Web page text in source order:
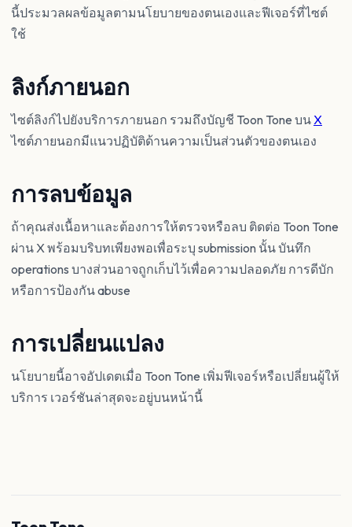
นี้ประมวลผลข้อมูลตามนโยบายของตนเองและฟีเจอร์ที่ไซต์
ใช้
ลิงก์ภายนอก
ไซต์ลิงก์ไปยังบริการภายนอก รวมถึงบัญชี Toon Tone บนX
ไซต์ภายนอกมีแนวปฏิบัติด้านความเป็นส่วนตัวของตนเอง
การลบข้อมูล
ถ้าคุณส่งเนื้อหาและต้องการให้ตรวจหรือลบ ติดต่อ Toon Tone
ผ่าน X พร้อมบริบทเพียงพอเพื่อระบุ submission นั้น บันทึก
operations บางส่วนอาจถูกเก็บไว้เพื่อความปลอดภัย การดีบัก
หรือการป้องกัน abuse
การเปลี่ยนแปลง
นโยบายนี้อาจอัปเดตเมื่อ Toon Tone เพิ่มฟีเจอร์หรือเปลี่ยนผู้ให้
บริการ เวอร์ชันล่าสุดจะอยู่บนหน้านี้